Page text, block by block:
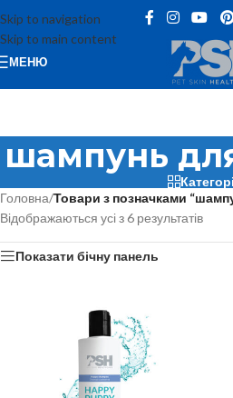
Skip to navigation
Skip to main content
МЕНЮ
шампунь
Головна/Товари з позначками
Відображаються усі з 6 результатів
Показати бічну панель